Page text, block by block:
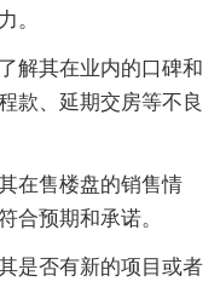
。
解其在业内的口碑和
款、延期交房等不良
在售楼盘的销售情
合预期和承诺。
是否有新的项目或者